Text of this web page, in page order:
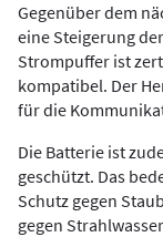
Gegenüber dem
eine Steigerung
Strompuffer ist
kompatibel. Der
für die
Die Batterie ist
geschützt. Das
Schutz gegen
gegen